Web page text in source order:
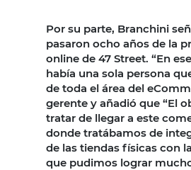
Por su parte, Branchini
pasaron ocho años de la
online de 47 Street. “En
había una sola persona
de toda el área del
gerente y añadió que “El
tratar de llegar a este
donde tratábamos de
de las tiendas físicas con
que pudimos lograr